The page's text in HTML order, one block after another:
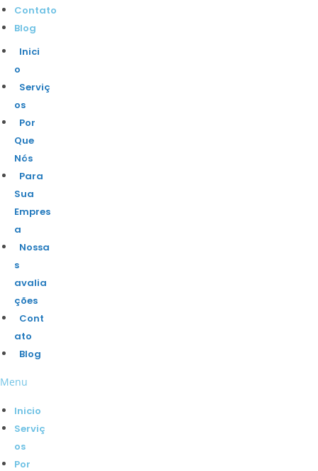
Contato
Blog
Inici
o
Serviç
os
Por
Que
Nós
Para
Sua
Empres
a
Nossa
s
avalia
ções
Cont
ato
Blog
Menu
Inicio
Serviç
os
Por